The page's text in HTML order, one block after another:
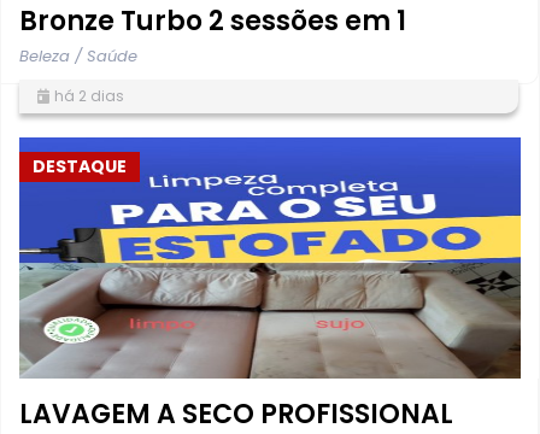
Bronze Turbo 2 sessões em 1
Beleza / Saúde
há 2 dias
DESTAQUE
LAVAGEM A SECO PROFISSIONAL